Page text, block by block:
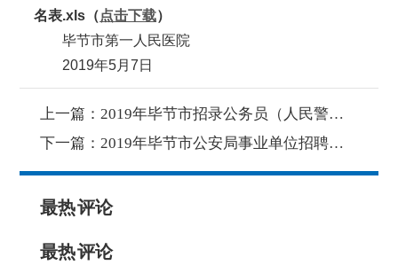
名表.xls（点击下载）
毕节市第一人民医院
2019年5月7日
上一篇： 2019年毕节市招录公务员（人民警察）加分情况公示
下一篇： 2019年毕节市公安局事业单位招聘最终报名人数11157人
最热评论
最热评论